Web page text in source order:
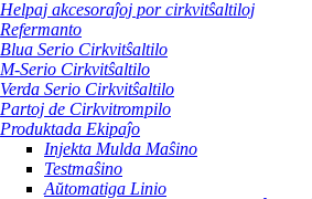
Helpaj akcesoraĵoj por cirkvitŝaltiloj
Refermanto
Blua Serio Cirkvitŝaltilo
M-Serio Cirkvitŝaltilo
Verda Serio Cirkvitŝaltilo
Partoj de Cirkvitrompilo
Produktada Ekipaĵo
Injekta Mulda Maŝino
Testmaŝino
Aŭtomatiga Linio